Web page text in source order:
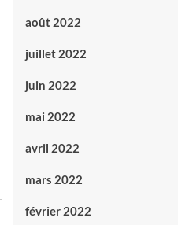
août 2022
juillet 2022
juin 2022
mai 2022
avril 2022
mars 2022
février 2022